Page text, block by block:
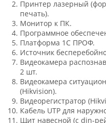
Принтер лазерный
печать).
Монитор к ПК.
Программное
Платформа 1С ПРОФ.
Источник
Видеокамера
2 шт.
Видеокамера
(Hikvision).
Видеорегистратор
Кабель UTP для
Щит навесной (с din-